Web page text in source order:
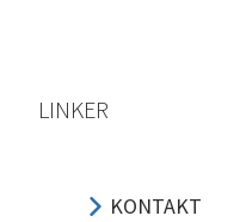
LINKER
KONTAKT